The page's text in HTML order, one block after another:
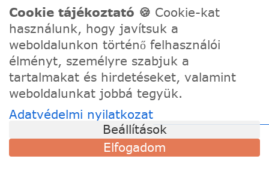
© 2020 - 2026 Festede Kft. Minden jog fenntartva
AdatvédelemÁltalános Szerződési FeltételekWebhelytérkép
Cookie tájékoztató 🍪 Cookie-kat
használunk, hogy javítsuk a
weboldalunkon történő felhasználói
élményt, személyre szabjuk a
tartalmakat és hirdetéseket, valamint
weboldalunkat jobbá tegyük.
Adatvédelmi nyilatkozat
Beállítások
Elfogadom